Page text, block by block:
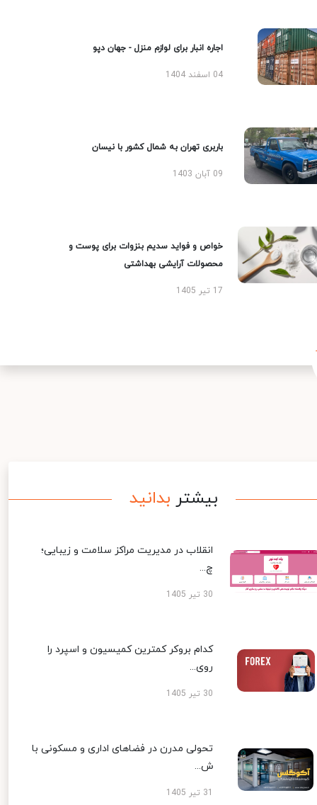
اجاره انبار برای لوازم منزل - جهان دپو
04 اسفند 1404
باربری تهران به شمال کشور با نیسان
09 آبان 1403
خواص و فواید سدیم بنزوات برای پوست و
محصولات آرایشی بهداشتی
17 تیر 1405
بیشتر بدانید
انقلاب در مدیریت مراکز سلامت و زیبایی؛
چ...
30 تیر 1405
کدام بروکر کمترین کمیسیون و اسپرد را
روی...
30 تیر 1405
تحولی مدرن در فضاهای اداری و مسکونی با
ش...